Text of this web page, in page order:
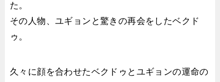
た。
その人物、ユギョンと驚きの再会をしたベクド
ゥ。
久々に顔を合わせたベクドゥとユギョンの運命の